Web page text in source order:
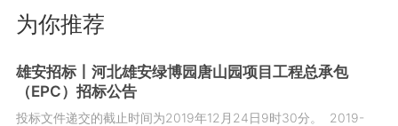
为你推荐
雄安招标丨河北雄安绿博园唐山园项目工程总承包
（EPC）招标公告
投标文件递交的截止时间为2019年12月24日9时30分。
2019-